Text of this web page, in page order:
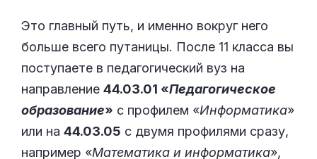
Это главный путь, и именно вокруг него
больше всего путаницы. После 11 класса вы
поступаете в педагогический вуз на
направление 44.03.01 «Педагогическое
образование» с профилем «Информатика»
или на 44.03.05 с двумя профилями сразу,
например «Математика и информатика»,